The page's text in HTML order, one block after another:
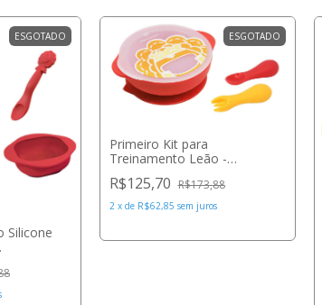
ESGOTADO
Silicone
ESGOTADO
Primeiro Kit para
Treinamento Leão -
R$125,70 R$173,88
2 x de R$62,85 sem juros